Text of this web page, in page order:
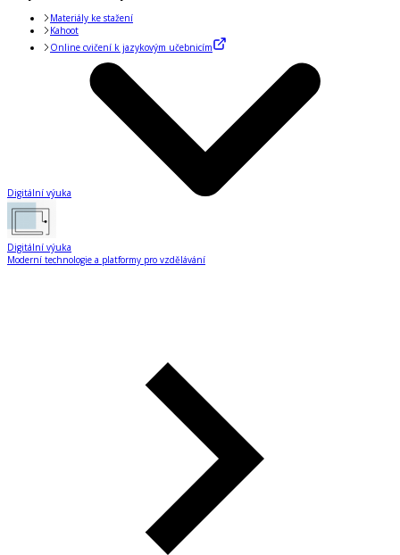
Materiály ke stažení
Kahoot
Online cvičení k jazykovým učebnicím
Digitální výuka
Digitální výuka
Moderní technologie a platformy pro vzdělávání